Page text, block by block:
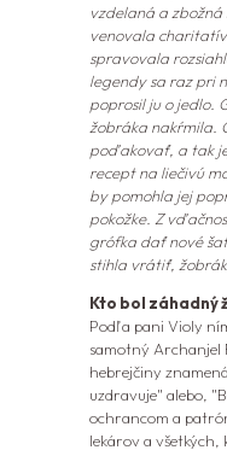
vzdelaná a
venovala
spravovala
legendy sa raz pri
poprosil ju o jedlo.
žobráka nakŕmila.
poďakovať, a tak
recept na liečivú
bypomohla jej
pokožke. Z
grófka daťnové
stihla vrátiť,
Kto bol záhadný
Podľa pani Violy
samotný Archanjel
hebrejčiny
uzdravuje" alebo,
ochrancom a
lekárov a všetkých,